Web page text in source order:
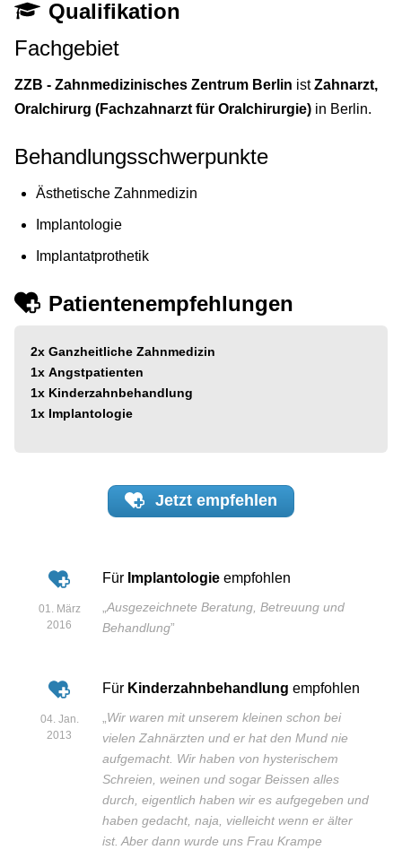
Qualifikation
Fachgebiet
ZZB - Zahnmedizinisches Zentrum Berlin istZahnarzt,
Oralchirurg (Fachzahnarzt für Oralchirurgie) in Berlin.
Behandlungsschwerpunkte
Ästhetische Zahnmedizin
Implantologie
Implantatprothetik
Patientenempfehlungen
2x Ganzheitliche Zahnmedizin
1x Angstpatienten
1x Kinderzahnbehandlung
1x Implantologie
Jetzt empfehlen
01. März
2016
Für Implantologie empfohlen
„Ausgezeichnete Beratung, Betreuung und
Behandlung”
04. Jan.
2013
Für Kinderzahnbehandlung empfohlen
Wir waren mit unserem kleinen schon bei
vielen Zahnärzten und er hat den Mund nie
aufgemacht. Wir haben von hysterischem
Schreien, weinen und sogar Beissen alles
durch, eigentlich haben wir es aufgegeben und
haben gedacht, naja, vielleicht wenn er älter
ist. Aber dann wurde uns Frau Krampe